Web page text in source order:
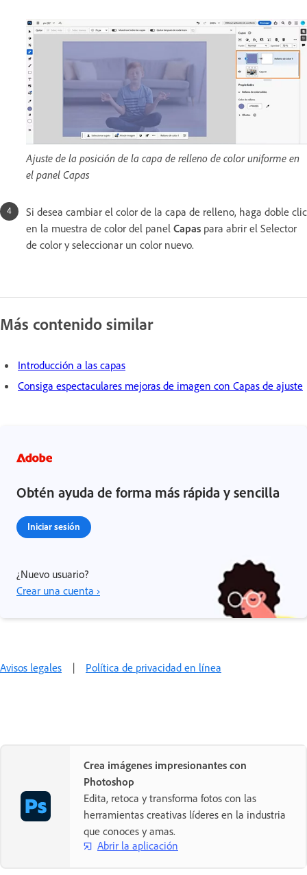
Ajuste de la posición de la capa de relleno de color uniforme en
el panel Capas
Si desea cambiar el color de la capa de relleno, haga doble clic
en la muestra de color del panel Capas para abrir el Selector
de color y seleccionar un color nuevo.
Más contenido similar
Introducción a las capas
Consiga espectaculares mejoras de imagen con Capas de ajuste
Obtén ayuda de forma más rápida y sencilla
Iniciar sesión
¿Nuevo usuario?
Crear una cuenta ›
Avisos legales | Política de privacidad en línea
Crea imágenes impresionantes con
Photoshop
Edita, retoca y transforma fotos con las
herramientas creativas líderes en la industria
que conoces y amas.
Abrir la aplicación